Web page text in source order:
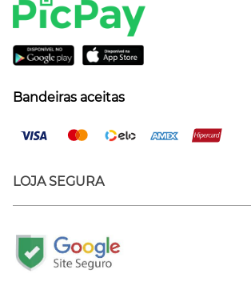
Bandeiras aceitas
LOJA SEGURA